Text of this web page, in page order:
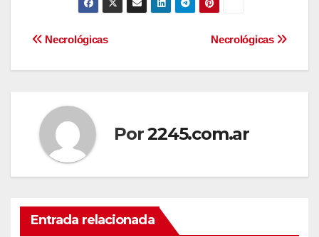
Navegación
de
entradas
Necrológicas
Necrológicas
Por2245.com.ar
Entrada relacionada